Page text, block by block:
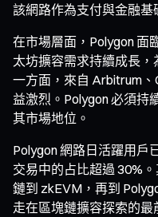
該網路作為支付與金融基
在市場層面，Polygon 面
太坊擴容需求持續成長，
一方面，來自 Arbitrum
益激烈。Polygon 必須持
其市場地位。
Polygon 網路日活躍用戶
交易中的占比超過 30%
鏈到 zkEVM，再到
走在區塊鏈擴容探索的